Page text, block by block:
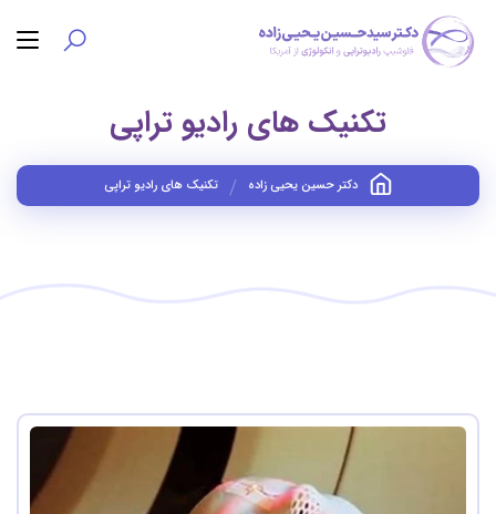
تکنیک های رادیو تراپی
دکتر حسین یحیی زاده تکنیک های رادیو تراپی